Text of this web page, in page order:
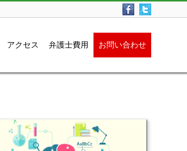
アクセス 弁護士費用 お問い合わせ